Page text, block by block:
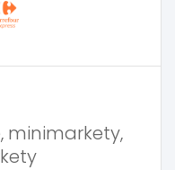
minimarkety,